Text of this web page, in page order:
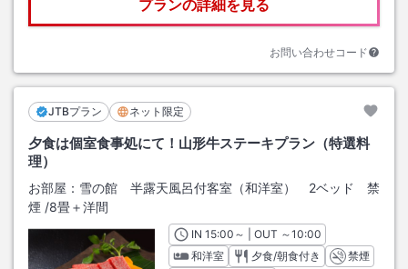
プランの詳細を見る
お問い合わせコード
JTBプラン ネット限定
夕食は個室食事処にて！山形牛ステーキプラン（特選料
理）
お部屋： 雪の館 半露天風呂付客室（和洋室） 2ベッド 禁
煙 /8畳＋洋間
INチェックイン
15:00 ～ | OUT チェックアウト
～10:00
和洋室
夕食/朝食付き
禁煙